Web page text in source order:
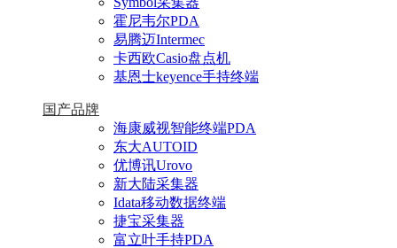
霍尼韦尔PDA
易腾迈Intermec
卡西欧Casio盘点机
基恩士keyence手持终端
国产品牌
海康威视智能终端PDA
东大AUTOID
优博讯Urovo
新大陆采集器
Idata移动数据终端
捷宝采集器
富立叶手持PDA